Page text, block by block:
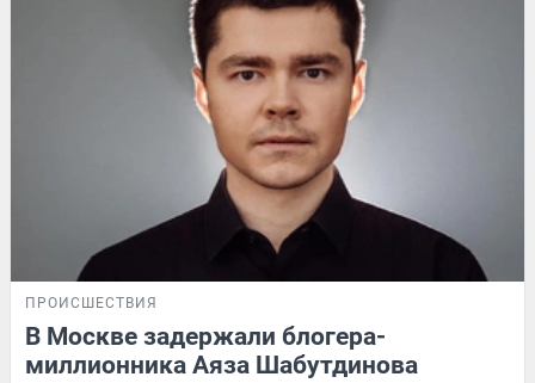
ПРОИСШЕСТВИЯ
В Москве задержали блогера-
миллионника Аяза Шабутдинова